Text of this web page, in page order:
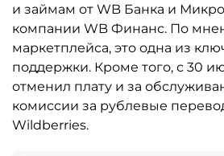
и займам от WB Банка и
компании WB Финанс. По
маркетплейса, это одна из
поддержки. Кроме того, с 30
отменил плату и за
комиссии за рублевые
Wildberries.